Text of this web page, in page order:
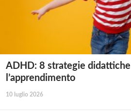
ADHD: 8 strategie
l’apprendimento
10 luglio 2026